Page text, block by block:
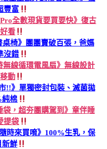
豐富
全數現貨要買要快》復古
看
桌椅》團團賣破百張，爸媽
沒錯
無線循環電風扇》無線設計
動
!!》單獨密封包裝、滅菌拋
純棉
袋，超夯團購駕到》童伴睡
提袋
時來買唷》100%生乳，保
新鮮